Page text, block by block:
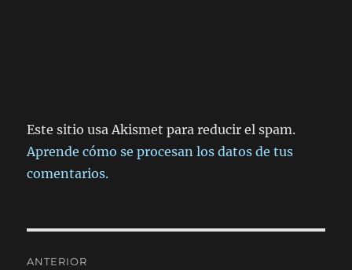
Este sitio usa Akismet para reducir el spam.
Aprende cómo se procesan los datos de tus
comentarios.
ANTERIOR